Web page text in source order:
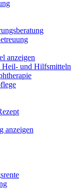
anzeigen
Heil- und Hilfsmitteln
anzeigen